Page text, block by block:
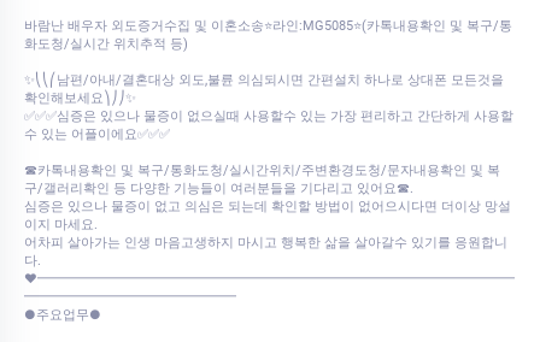
바람난 배우자 외도증거수집 및 이혼소송⭐라인:MG5085⭐(카톡내용확인 및 복구/통
화도청/실시간 위치추적 등)
✨⎝⎝⎛남편/아내/결혼대상 외도,불륜 의심되시면 간편설치 하나로 상대폰 모든것을
확인해보세요⎞⎠⎠✨
✅✅✅심증은 있으나 물증이 없으실때 사용할수 있는 가장 편리하고 간단하게 사용할
수 있는 어플이에요✅✅✅
☎카톡내용확인 및 복구/통화도청/실시간위치/주변환경도청/문자내용확인 및 복
구/갤러리확인 등 다양한 기능들이 여러분들을 기다리고 있어요☎.
심증은 있으나 물증이 없고 의심은 되는데 확인할 방법이 없어으시다면 더이상 망설
이지 마세요.
어차피 살아가는 인생 마음고생하지 마시고 행복한 삶을 살아갈수 있기를 응원합니
다.
♥━━━━━━━━━━━━━━━━━━━━━━━━━━━━━━━━━━━━
━━━━━━━━━━━━━━━━
●주요업무●